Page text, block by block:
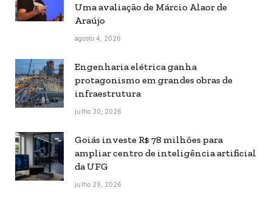
Uma avaliação de Márcio Alaor de
Araújo
agosto 4, 2026
Engenharia elétrica ganha
protagonismo em grandes obras de
infraestrutura
julho 30, 2026
Goiás investe R$ 78 milhões para
ampliar centro de inteligência artificial
da UFG
julho 29, 2026